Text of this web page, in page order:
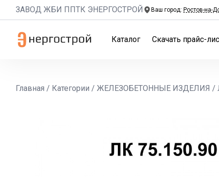
ЗАВОД ЖБИ ППТК ЭНЕРГОСТРОЙ Ваш город: Ростов-на-
Каталог Скачать прайс-
Главная / Категории / ЖЕЛЕЗОБЕТОННЫЕ ИЗДЕЛИЯ /